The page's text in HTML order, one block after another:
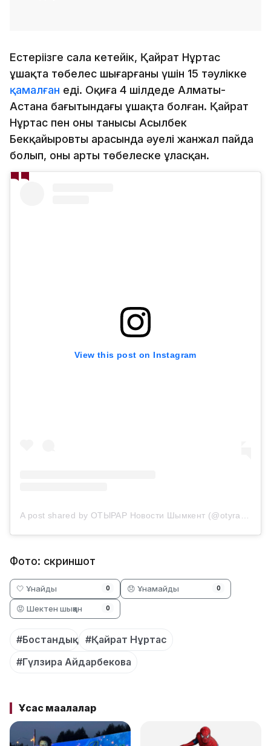
Естеріңізге сала кетейік, Қайрат Нұртас
ұшақта төбелес шығарғаны үшін 15 тәулікке
қамалған еді. Оқиға 4 шілдеде Алматы-
Астана бағытындағы ұшақта болған. Қайрат
Нұртас пен оның танысы Асылбек
Бекқайыровтың арасында әуелі жанжал пайда
болып, оның арты төбелеске ұласқан.
View this post on Instagram
Фото: скриншот
🤍 Ұнайды 0 😞 Ұнамайды 0
😡 Шектен шыққан 0
#Бостандық
#Қайрат Нұртас
#Гүлзира Айдарбекова
Ұқсас мақалалар